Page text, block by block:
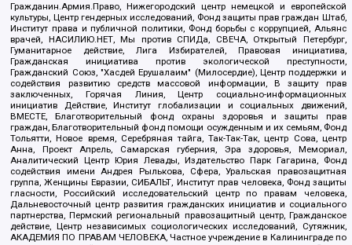
Гражданин.Армия.Право, Нижегородский центр немецкой и европейской
культуры, Центр гендерных исследований, Фонд защиты прав граждан Штаб,
Институт права и публичной политики, Фонд борьбы с коррупцией, Альянс
врачей, НАСИЛИЮ.НЕТ, Мы против СПИДа, СВЕЧА, Открытый Петербург,
Гуманитарное действие, Лига Избирателей, Правовая инициатива,
Гражданская инициатива против экологической преступности,
Гражданский Союз, "Хасдей Ерушалаим" (Милосердие), Центр поддержки и
содействия развитию средств массовой информации, В защиту прав
заключенных, Горячая Линия, Центр социально-информационных
инициатив Действие, Институт глобализации и социальных движений,
ВМЕСТЕ, Благотворительный фонд охраны здоровья и защиты прав
граждан, Благотворительный фонд помощи осужденным и их семьям, Фонд
Тольятти, Новое время, Серебряная тайга, Так-Так-Так, центр Сова, центр
Анна, Проект Апрель, Самарская губерния, Эра здоровья, Мемориал,
Аналитический Центр Юрия Левады, Издательство Парк Гагарина, Фонд
содействия имени Андрея Рылькова, Сфера, Уральская правозащитная
группа, Женщины Евразии, СИБАЛЬТ, Институт прав человека, Фонд защиты
гласности, Российский исследовательский центр по правам человека,
Дальневосточный центр развития гражданских инициатив и социального
партнерства, Пермский региональный правозащитный центр, Гражданское
действие, Центр независимых социологических исследований, Сутяжник,
АКАДЕМИЯ ПО ПРАВАМ ЧЕЛОВЕКА, Частное учреждение в Калининграде по